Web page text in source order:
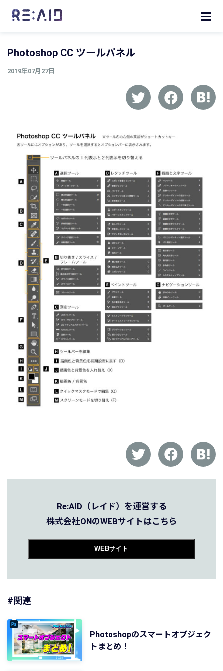
Photoshop CC ツールパネル
2019年07月27日
Re:AID（レイド）を運営する
株式会社ONのWEBサイトはこちら
WEBサイト
#関連
Photoshopのスマートオブジェク
トまとめ！